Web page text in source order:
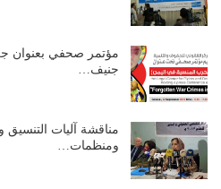
مؤتمر صحفي بعنوان
جنيف…
مناقشة آليات التنسيق
ومنظمات…